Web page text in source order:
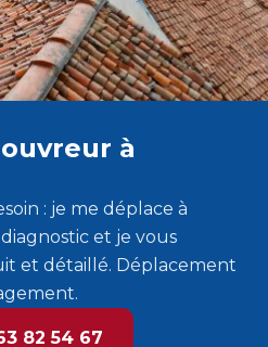
à
: je me déplace à
et je vous
et détaillé. Déplacement
82 54 67